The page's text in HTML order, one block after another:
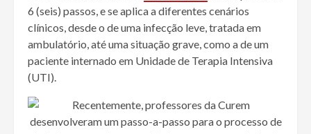
6 (seis) passos, e se aplica a diferentes cenários
clínicos, desde o de uma infecção leve, tratada em
ambulatório, até uma situação grave, como a de um
paciente internado em Unidade de Terapia Intensiva
(UTI).